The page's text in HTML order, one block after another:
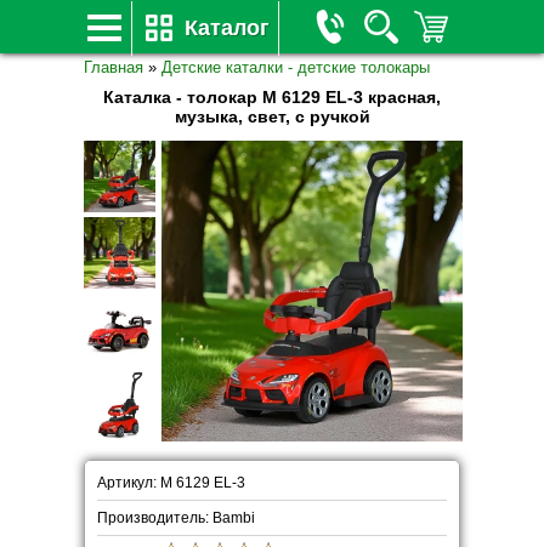
Каталог
Главная » Детские каталки - детские толокары
Каталка - толокар M 6129 EL-3 красная,
музыка, свет, с ручкой
Артикул: M 6129 EL-3
Производитель: Bambi